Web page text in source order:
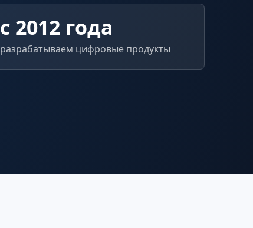
с 2012 года
разрабатываем цифровые продукты